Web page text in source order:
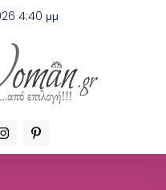
4:40 μμ
I
n
s
P
i
n